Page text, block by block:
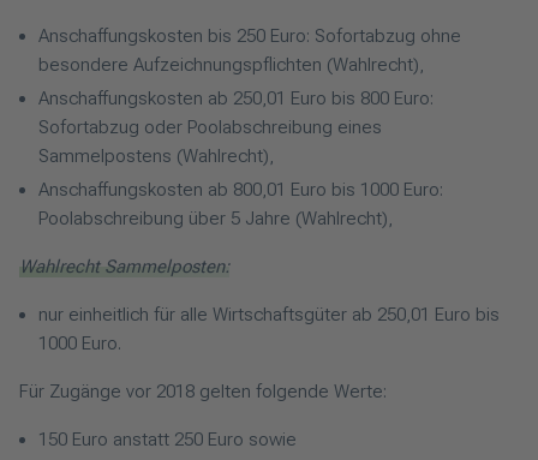
Anschaffungskosten bis 250 Euro: Sofortabzug ohne
besondere Aufzeichnungspflichten (Wahlrecht),
Anschaffungskosten ab 250,01 Euro bis 800 Euro:
Sofortabzug oder Poolabschreibung eines
Sammelpostens (Wahlrecht),
Anschaffungskosten ab 800,01 Euro bis 1000 Euro:
Poolabschreibung über 5 Jahre (Wahlrecht),
Wahlrecht Sammelposten:
nur einheitlich für alle Wirtschaftsgüter ab 250,01 Euro bis
1000 Euro.
Für Zugänge vor 2018 gelten folgende Werte:
150 Euro anstatt 250 Euro sowie